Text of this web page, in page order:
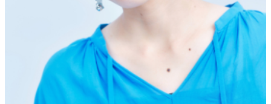
2024年 おおさかシネマフェスティバル 新人女優賞
2023年 第78回毎日映画コンクール スポニチグランプリ新
2013年 若手演出家コンクール2012 優秀賞
2009年 第9回AAF戯曲賞 大賞
2008年 第15回OMS戯曲賞 大賞